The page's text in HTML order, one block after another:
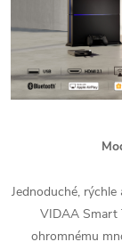
Jednoduché,
VIDAA Smart
ohromnému